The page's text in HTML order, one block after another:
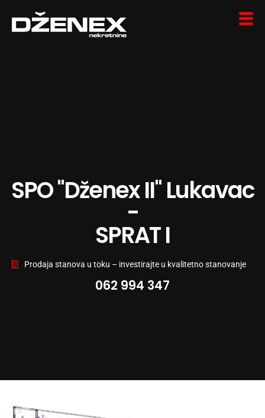
SPO "Dženex II" Lukavac
-
SPRAT I
Prodaja stanova u toku – investirajte u kvalitetno stanovanje
062 994 347